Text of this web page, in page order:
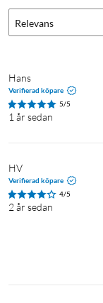
Relevans
Hans
Verifierad köpare
5/5
1 år sedan
HV
Verifierad köpare
4/5
2 år sedan